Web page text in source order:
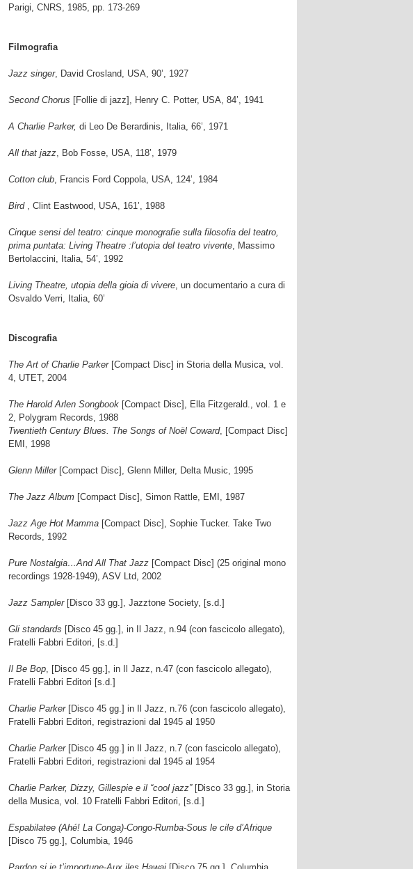
Parigi, CNRS, 1985, pp. 173-269
Filmografia
Jazz singer, David Crosland, USA, 90’, 1927
Second Chorus [Follie di jazz], Henry C. Potter, USA, 84’, 1941
A Charlie Parker, di Leo De Berardinis, Italia, 66’, 1971
All that jazz, Bob Fosse, USA, 118’, 1979
Cotton club, Francis Ford Coppola, USA, 124’, 1984
Bird , Clint Eastwood, USA, 161’, 1988
Cinque sensi del teatro: cinque monografie sulla filosofia del teatro,
prima puntata: Living Theatre :l’utopia del teatro vivente, Massimo
Bertolaccini, Italia, 54’, 1992
Living Theatre, utopia della gioia di vivere, un documentario a cura di
Osvaldo Verri, Italia, 60’
Discografia
The Art of Charlie Parker[Compact Disc] in Storia della Musica, vol.
4, UTET, 2004
The Harold Arlen Songbook[Compact Disc], Ella Fitzgerald., vol. 1 e
2, Polygram Records, 1988
Twentieth Century Blues. The Songs of Noël Coward, [Compact Disc]
EMI, 1998
Glenn Miller[Compact Disc], Glenn Miller, Delta Music, 1995
The Jazz Album[Compact Disc], Simon Rattle, EMI, 1987
Jazz Age Hot Mamma[Compact Disc], Sophie Tucker. Take Two
Records, 1992
Pure Nostalgia…And All That Jazz[Compact Disc] (25 original mono
recordings 1928-1949), ASV Ltd, 2002
Jazz Sampler[Disco 33 gg.], Jazztone Society, [s.d.]
Gli standards [Disco 45 gg.], in Il Jazz, n.94 (con fascicolo allegato),
Fratelli Fabbri Editori, [s.d.]
Il Be Bop, [Disco 45 gg.], in Il Jazz, n.47 (con fascicolo allegato),
Fratelli Fabbri Editori [s.d.]
Charlie Parker[Disco 45 gg.] in Il Jazz, n.76 (con fascicolo allegato),
Fratelli Fabbri Editori, registrazioni dal 1945 al 1950
Charlie Parker[Disco 45 gg.] in Il Jazz, n.7 (con fascicolo allegato),
Fratelli Fabbri Editori, registrazioni dal 1945 al 1954
Charlie Parker, Dizzy, Gillespie e il “cool jazz”[Disco 33 gg.], in Storia
della Musica, vol. 10 Fratelli Fabbri Editori, [s.d.]
Espabilatee (Ahé! La Conga)-Congo-Rumba-Sous le cile d’Afrique
[Disco 75 gg.], Columbia, 1946